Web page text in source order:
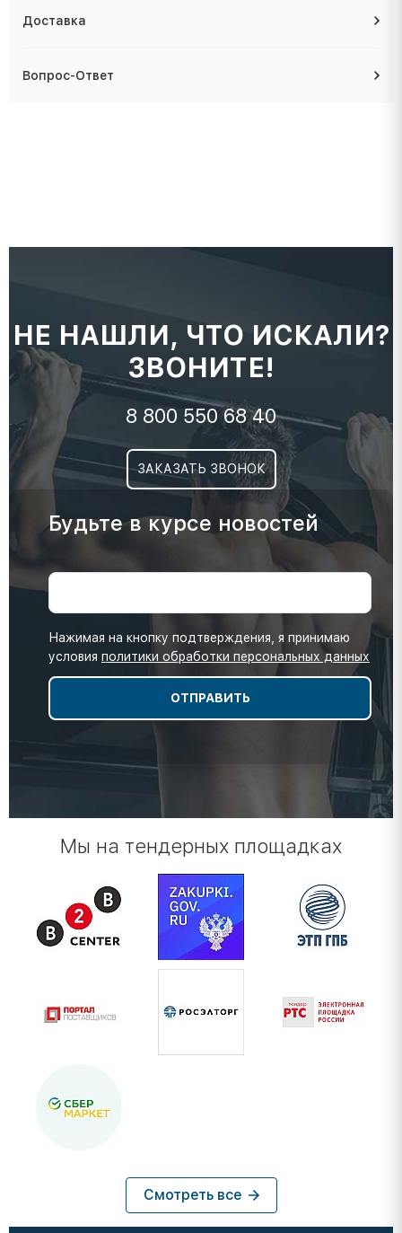
Доставка
Вопрос-Ответ
НЕ НАШЛИ, ЧТО ИСКАЛИ?
ЗВОНИТЕ!
8 800 550 68 40
ЗАКАЗАТЬ ЗВОНОК
Будьте в курсе новостей
Нажимая на кнопку подтверждения, я принимаю
условия политики обработки персональных данных
Мы на тендерных площадках
Смотреть все